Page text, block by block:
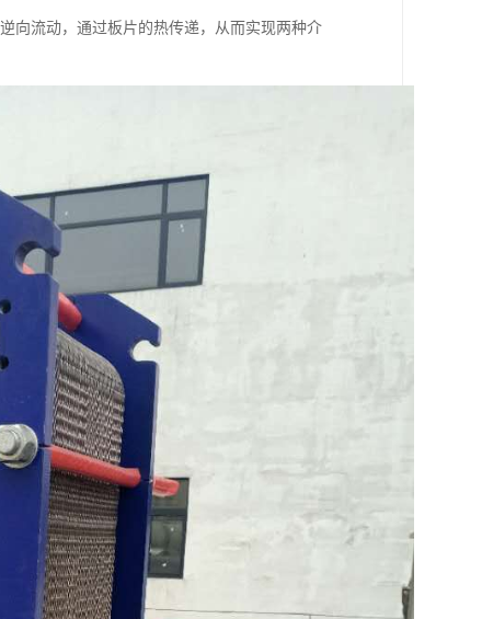
向流动，通过板片的热传递，从而实现两种介